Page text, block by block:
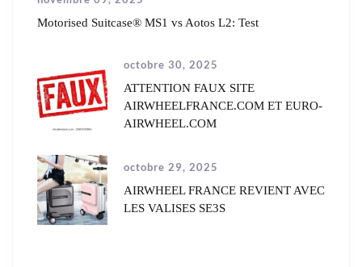
Motorised Suitcase® MS1 vs Aotos L2: Test
octobre 30, 2025
ATTENTION FAUX SITE
AIRWHEELFRANCE.COM ET EURO-
AIRWHEEL.COM
octobre 29, 2025
AIRWHEEL FRANCE REVIENT AVEC
LES VALISES SE3S